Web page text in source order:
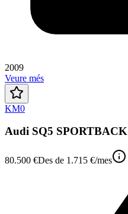
2009
Veure més
KM0
Audi SQ5 SPORTBACK
80.500 €Des de 1.715 €/mes